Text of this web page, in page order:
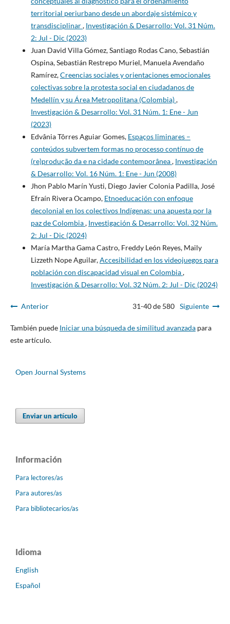
territorial periurbano desde un abordaje sistémico y
transdisciplinar, Investigación & Desarrollo: Vol. 31 Núm.
2: Jul - Dic (2023)
Juan David Villa Gómez, Santiago Rodas Cano, Sebastián
Ospina, Sebastián Restrepo Muriel, Manuela Avendaño
Ramírez,Creencias sociales y orientaciones emocionales
colectivas sobre la protesta social en ciudadanos de
Medellín y su Área Metropolitana (Colombia),
Investigación & Desarrollo: Vol. 31 Núm. 1: Ene - Jun
(2023)
Edvânia Tôrres Aguiar Gomes, Espaços liminares –
conteúdos subvertem formas no processo contínuo de
(re)produção da e na cidade contemporânea, Investigación
& Desarrollo: Vol. 16 Núm. 1: Ene - Jun (2008)
Jhon Pablo Marín Yusti, Diego Javier Colonia Padilla, José
Efraín Rivera Ocampo, Etnoeducación con enfoque
decolonial en los colectivos Indígenas: una apuesta por la
paz de Colombia, Investigación & Desarrollo: Vol. 32 Núm.
2: Jul - Dic (2024)
María Martha Gama Castro, Freddy León Reyes, Maily
Lizzeth Nope Aguilar,Accesibilidad en los videojuegos para
población con discapacidad visual en Colombia,
Investigación & Desarrollo: Vol. 32 Núm. 2: Jul - Dic (2024)
Anterior 31-40 de 580 Siguiente
También puede Iniciar una búsqueda de similitud avanzadapara
este artículo.
Open Journal Systems
Enviar un artículo
Información
Para lectores/as
Para autores/as
Para bibliotecarios/as
Idioma
English
Español